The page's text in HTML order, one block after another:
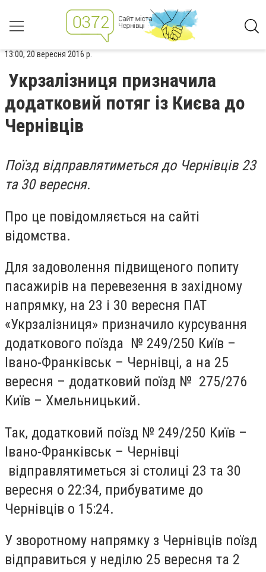
13:00, 20 вересня 2016 р.
Укрзалізниця призначила
додатковий потяг із Києва до
Чернівців
Поїзд відправлятиметься до Чернівців 23
та 30 вересня.
Про це повідомляється на сайті
відомства.
Для задоволення підвищеного попиту
пасажирів на перевезення в західному
напрямку, на 23 і 30 вересня ПАТ
«Укрзалізниця» призначило курсування
додаткового поїзда № 249/250 Київ –
Івано-Франківськ – Чернівці, а на 25
вересня – додатковий поїзд № 275/276
Київ – Хмельницький.
Так, додатковий поїзд № 249/250 Київ –
Івано-Франківськ – Чернівці
відправлятиметься зі столиці 23 та 30
вересня о 22:34, прибуватиме до
Чернівців о 15:24.
У зворотному напрямку з Чернівців поїзд
відправиться у неділю 25 вересня та 2